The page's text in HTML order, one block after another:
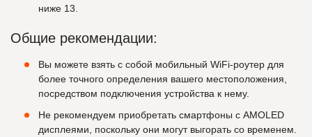
ниже 13.
Общие рекомендации:
Вы можете взять с собой мобильный WiFi-роутер для
более точного определения вашего местоположения,
посредством подключения устройства к нему.
Не рекомендуем приобретать смартфоны с AMOLED
дисплеями, поскольку они могут выгорать со временем.